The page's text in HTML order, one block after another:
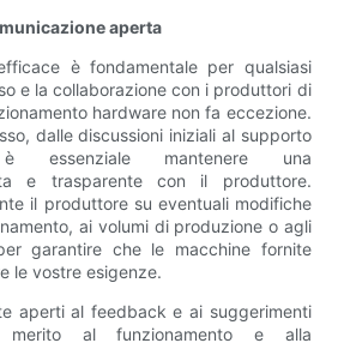
aperta
è fondamentale per qualsiasi
e la collaborazione con i produttori di
hardware non fa eccezione.
dalle discussioni iniziali al supporto
è essenziale mantenere una
e trasparente con il produttore.
il produttore su eventuali modifiche
ai volumi di produzione o agli
garantire che le macchine fornite
le vostre esigenze.
aperti al feedback e ai suggerimenti
al funzionamento e alla